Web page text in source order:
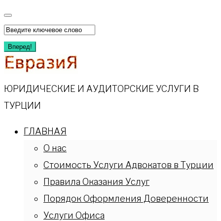
Перейти
к
содержимому
Искать:
Вперед!
ЮРИДИЧЕСКИЕ И АУДИТОРСКИЕ УСЛУГИ В
ТУРЦИИ
ГЛАВНАЯ
О нас
Стоимость Услуги Адвокатов в Турции
Правила Оказания Услуг
Порядок Оформления Доверенности
Услуги Офиса